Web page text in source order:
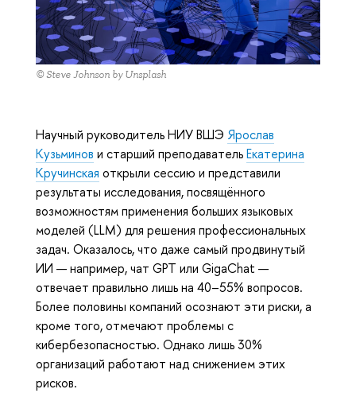
© Steve Johnson by Unsplash
Научный руководитель НИУ ВШЭ Ярослав
Кузьминов и старший преподавательЕкатерина
Кручинская открыли сессию и представили
результаты исследования, посвящённого
возможностям применения больших языковых
моделей (LLM) для решения профессиональных
задач. Оказалось, что даже самый продвинутый
ИИ — например, чат GPT или GigaChat —
отвечает правильно лишь на 40–55% вопросов.
Более половины компаний осознают эти риски, а
кроме того, отмечают проблемы с
кибербезопасностью. Однако лишь 30%
организаций работают над снижением этих
рисков.